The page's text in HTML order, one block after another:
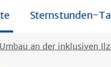
Sternstunden-
Umbau an der inklusiven